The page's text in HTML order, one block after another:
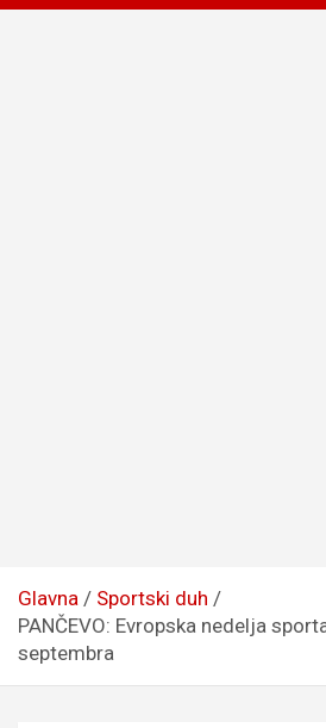
Glavna
Sportski duh
PANČEVO: Evropska nedelja
septembra